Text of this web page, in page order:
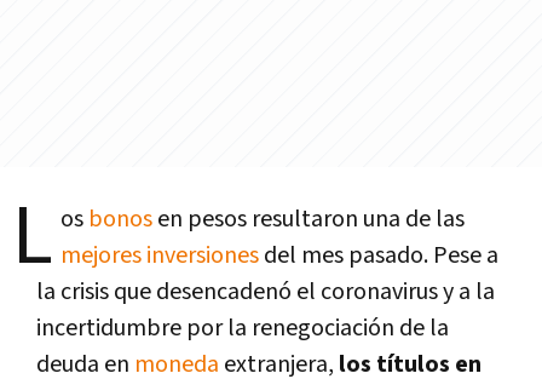
L os bonosen pesos resultaron una de las
mejoresinversionesdel mes pasado. Pese a
la crisis que desencadenó el coronavirus y a la
incertidumbre por la renegociación de la
deuda en moneda extranjera, los títulos en